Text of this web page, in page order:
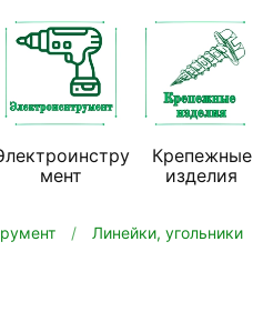
мент
Крепежные
изделия
Линейки, угольники